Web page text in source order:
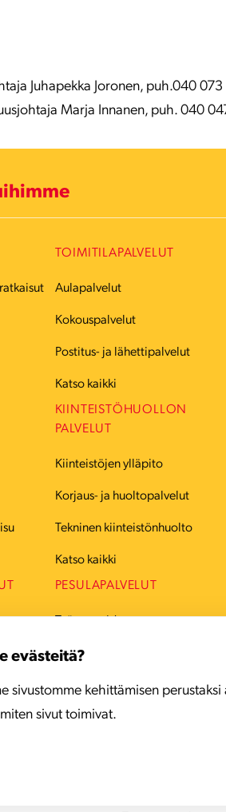
evästeitä?
sivustomme kehittämisen
sivut toimivat.
Juhapekka Joronen, puh.040 073
Marja Innanen, puh. 040
TOIMITILAPALVELUT
Aulapalvelut
Kokouspalvelut
Postitus- ja lähettipalvelut
Katso kaikki
KIINTEISTÖHUOLLON
PALVELUT
Kiinteistöjen ylläpito
Korjaus- ja huoltopalvelut
Tekninen kiinteistönhuolto
Katso kaikki
PESULAPALVELUT
Juhlavaatteiden pesu
Mattojen pesu
Katso kaikki